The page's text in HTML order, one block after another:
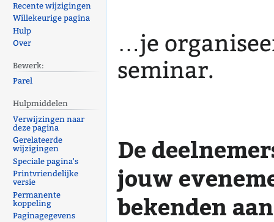
…je
seminar.
De
jouw
bekenden
Recente wijzigingen
Willekeurige pagina
Hulp
Over
Bewerk:
Parel
Hulpmiddelen
Verwijzingen naar
deze pagina
Gerelateerde
wijzigingen
Speciale pagina's
Printvriendelijke
versie
Permanente
koppeling
Paginagegevens